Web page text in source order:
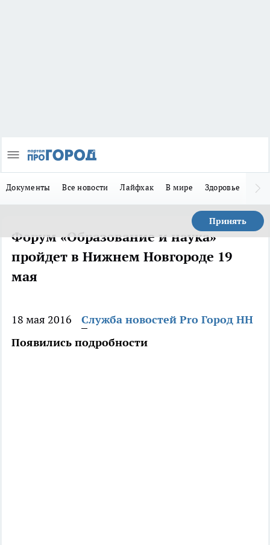
Документы Все новости Лайфхак В мире Здоровье
Принять
Форум «Образование и наука»
пройдет в Нижнем Новгороде 19
мая
18 мая 2016
Служба новостей Pro Город НН
Появились подробности